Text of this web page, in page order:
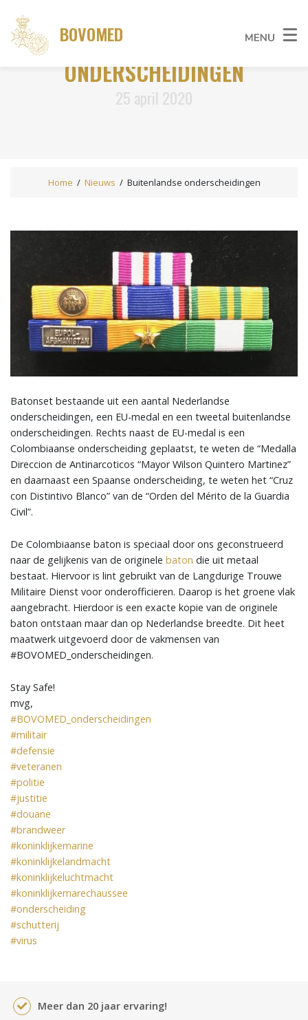
BOVOMED
BUITENLANDSE
ONDERSCHEIDINGEN
25 april 2020
Home / Nieuws / Buitenlandse onderscheidingen
Batonset bestaande uit een aantal Nederlandse
onderscheidingen, een EU-medal en een tweetal buitenlandse
onderscheidingen. Rechts naast de EU-medal is een
Colombiaanse onderscheiding geplaatst, te weten de “Medalla
Direccion de Antinarcoticos “Mayor Wilson Quintero Martinez”
en daarnaast een Spaanse onderscheiding, te weten het “Cruz
con Distintivo Blanco” van de “Orden del Mérito de la Guardia
Civil”.
De Colombiaanse baton is speciaal door ons geconstrueerd
naar de gelijkenis van de originele baton die uit metaal
bestaat. Hiervoor is lint gebruikt van de Langdurige Trouwe
Militaire Dienst voor onderofficieren. Daarop is het groene vlak
aangebracht. Hierdoor is een exacte kopie van de originele
baton ontstaan maar dan op Nederlandse breedte. Dit heet
maatwerk uitgevoerd door de vakmensen van
#BOVOMED_onderscheidingen.
Stay Safe!
mvg,
#BOVOMED_onderscheidingen
#militair
#defensie
#veteranen
#politie
#justitie
#douane
#brandweer
#koninklijkemarine
#koninklijkelandmacht
#koninklijkeluchtmacht
#koninklijkemarechaussee
#onderscheiding
#schutterij
#virus
Meer dan 20 jaar ervaring!